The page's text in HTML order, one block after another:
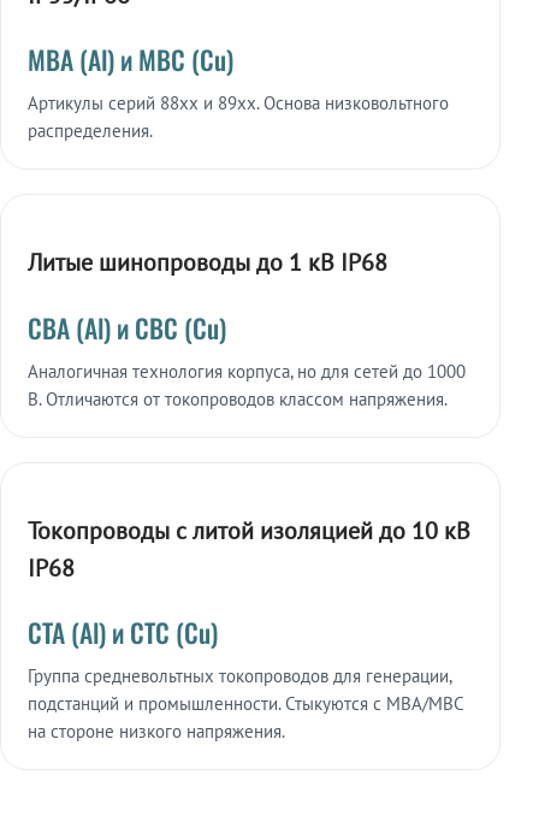
МВА (Al) и МВС (Cu)
Артикулы серий 88xx и 89xx. Основа низковольтного
распределения.
Литые шинопроводы до 1 кВ IP68
СВА (Al) и СВС (Cu)
Аналогичная технология корпуса, но для сетей до 1000
В. Отличаются от токопроводов классом напряжения.
Токопроводы с литой изоляцией до 10 кВ
IP68
СТА (Al) и СТС (Cu)
Группа средневольтных токопроводов для генерации,
подстанций и промышленности. Стыкуются с МВА/МВС
на стороне низкого напряжения.